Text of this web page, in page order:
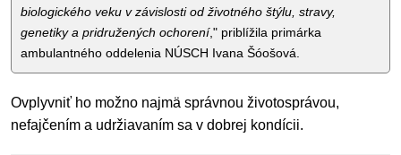
biologického veku v závislosti od životného štýlu, stravy,
genetiky a pridružených ochorení," priblížila primárka
ambulantného oddelenia NÚSCH Ivana Šóošová.
Ovplyvniť ho možno najmä správnou životosprávou,
nefajčením a udržiavaním sa v dobrej kondícii.